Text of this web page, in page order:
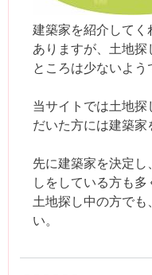
建築家を紹介して
ありますが、土地
ところは少ないよう
当サイトでは土地
だいた方には建築家
先に建築家を決定
しをしている方も多
土地探し中の方で
い。